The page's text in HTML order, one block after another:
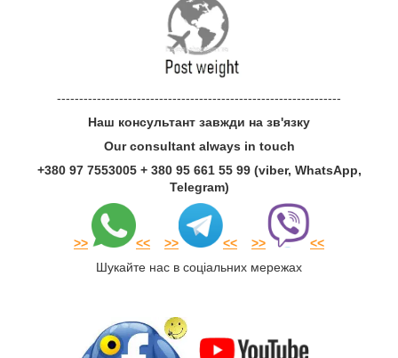
----------------------------------------------------------------
Наш консультант завжди на зв'язку
Our consultant always in touch
+380 97 7553005 + 380 95 661 55 99 (viber, WhatsApp,
Telegram)
>> << >> << >>
<<
Шукайте нас в соціальних мережах